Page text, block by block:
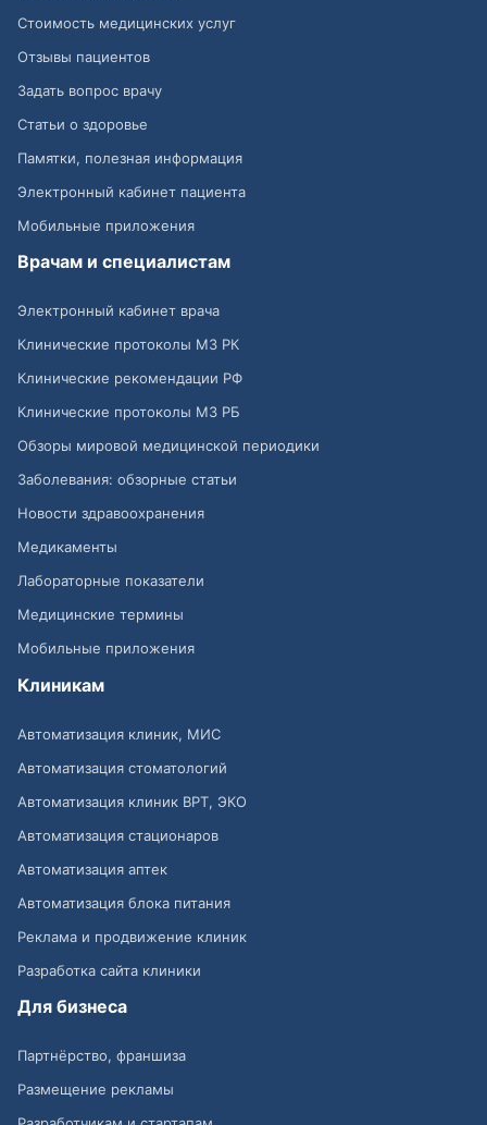
Стоимость медицинских услуг
Отзывы пациентов
Задать вопрос врачу
Статьи о здоровье
Памятки, полезная информация
Электронный кабинет пациента
Мобильные приложения
Врачам и специалистам
Электронный кабинет врача
Клинические протоколы МЗ РК
Клинические рекомендации РФ
Клинические протоколы МЗ РБ
Обзоры мировой медицинской периодики
Заболевания: обзорные статьи
Новости здравоохранения
Медикаменты
Лабораторные показатели
Медицинские термины
Мобильные приложения
Клиникам
Автоматизация клиник, МИС
Автоматизация стоматологий
Автоматизация клиник ВРТ, ЭКО
Автоматизация стационаров
Автоматизация аптек
Автоматизация блока питания
Реклама и продвижение клиник
Разработка сайта клиники
Для бизнеса
Партнёрство, франшиза
Размещение рекламы